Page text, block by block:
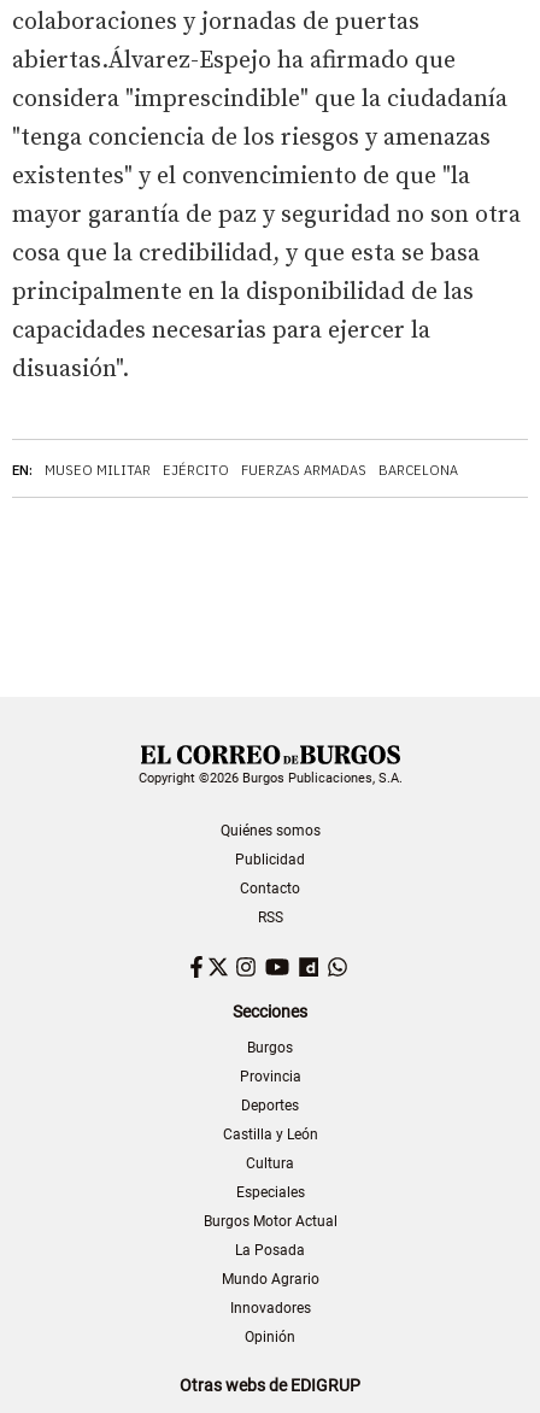
EN: MUSEO MILITAR EJÉRCITO FUERZAS ARMADAS BARCELONA
colaboraciones y jornadas de puertas
abiertas.Álvarez-Espejo ha afirmado que
considera "imprescindible" que la ciudadanía
"tenga conciencia de los riesgos y amenazas
existentes" y el convencimiento de que "la
mayor garantía de paz y seguridad no son otra
cosa que la credibilidad, y que esta se basa
principalmente en la disponibilidad de las
capacidades necesarias para ejercer la
disuasión".
Copyright ©2026 Burgos Publicaciones, S.A.
Quiénes somos
Publicidad
Contacto
RSS
Facebook
TwitterInstagram
YouTubeDailymotion
Secciones
Burgos
Provincia
Deportes
Castilla y León
Cultura
Especiales
Burgos Motor Actual
La Posada
Mundo Agrario
Innovadores
Opinión
Otras webs de EDIGRUP